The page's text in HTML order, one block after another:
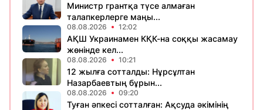
Министр грантқа түсе алмаған
талапкерлерге маңы...
08.08.2026 12:02
АҚШ Украинамен КҚК-на соққы жасамау
жөнінде кел...
08.08.2026 10:21
12 жылға сотталды: Нұрсұлтан
Назарбаевтың бұрын...
08.08.2026 09:20
Туған әпкесі сотталған: Ақсуда әкімінің